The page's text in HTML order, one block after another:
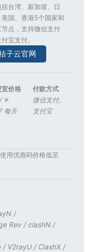
括台湾、新加坡、日
美国、香港5个国家和
节点，支持微信支付
宝支付。
子云官网
宜价格
￥
每天
付款方式
微信支付,
支付宝
用优惠码价格低至
/
Rev/clashN/
/ V2rayU/ ClashX/